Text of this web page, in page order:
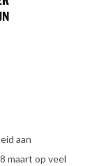
aan
maart op veel